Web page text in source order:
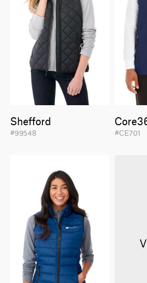
Shefford
#99548 #CE701